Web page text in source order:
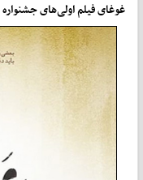
غوغای فیلم اولی‌های جشنواره